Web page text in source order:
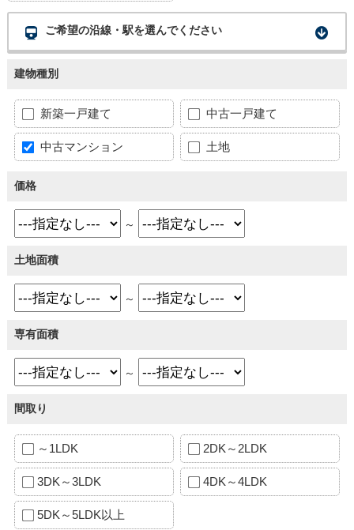
ご希望の沿線・駅を選んでください
建物種別
新築一戸建て 中古一戸建て
中古マンション 土地
価格
～
土地面積
～
専有面積
～
間取り
～1LDK 2DK～2LDK
3DK～3LDK 4DK～4LDK
5DK～5LDK以上